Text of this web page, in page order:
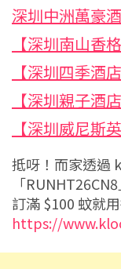
深圳中洲萬豪
【深圳南山香
【深圳四季酒
【深圳親子酒
【深圳威尼斯
抵呀！而家透過
「
訂滿 $100 蚊就
https://